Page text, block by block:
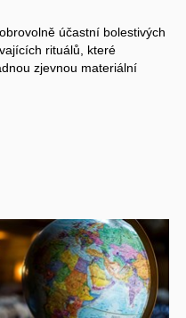
účastní bolestivých
rituálů, které
zjevnou materiální